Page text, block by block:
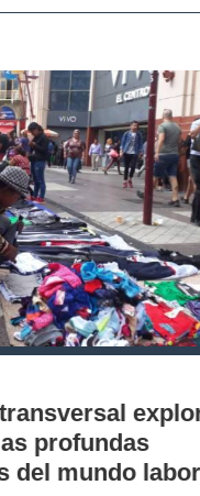
Una nueva era
Chile:
ecosistema de